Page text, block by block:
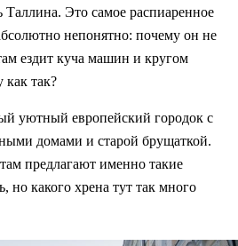
Таллина. Это самое распиаренное
непонятно: почему он не
ездит куча машин и кругом
как так?
уютный европейский городок с
домами и старой брущаткой.
предлагают именно такие
но какого хрена тут так много